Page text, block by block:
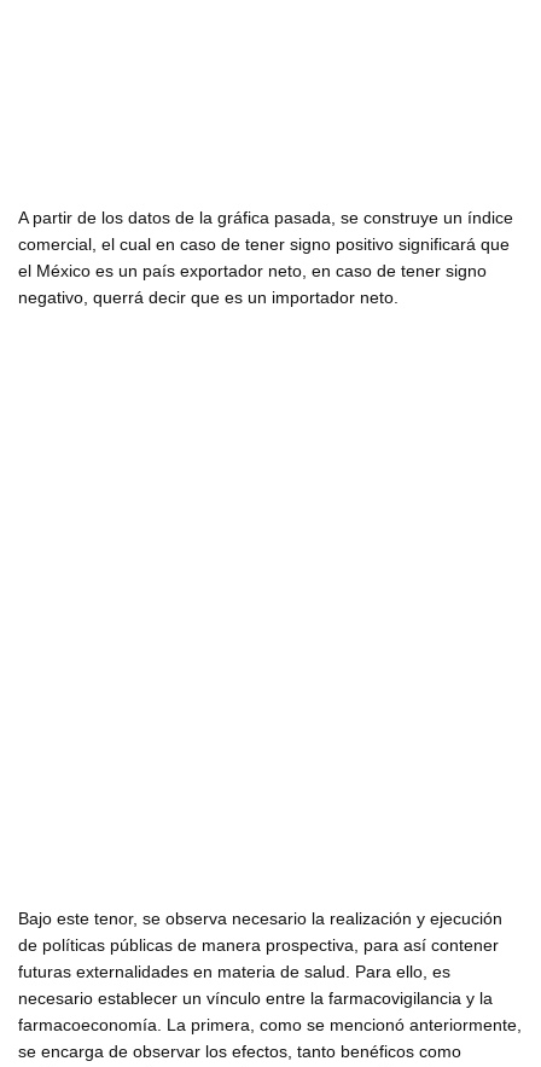
A partir de los datos de la gráfica pasada, se construye un índice
comercial, el cual en caso de tener signo positivo significará que
el México es un país exportador neto, en caso de tener signo
negativo, querrá decir que es un importador neto.
Bajo este tenor, se observa necesario la realización y ejecución
de políticas públicas de manera prospectiva, para así contener
futuras externalidades en materia de salud. Para ello, es
necesario establecer un vínculo entre la farmacovigilancia y la
farmacoeconomía. La primera, como se mencionó anteriormente,
se encarga de observar los efectos, tanto benéficos como